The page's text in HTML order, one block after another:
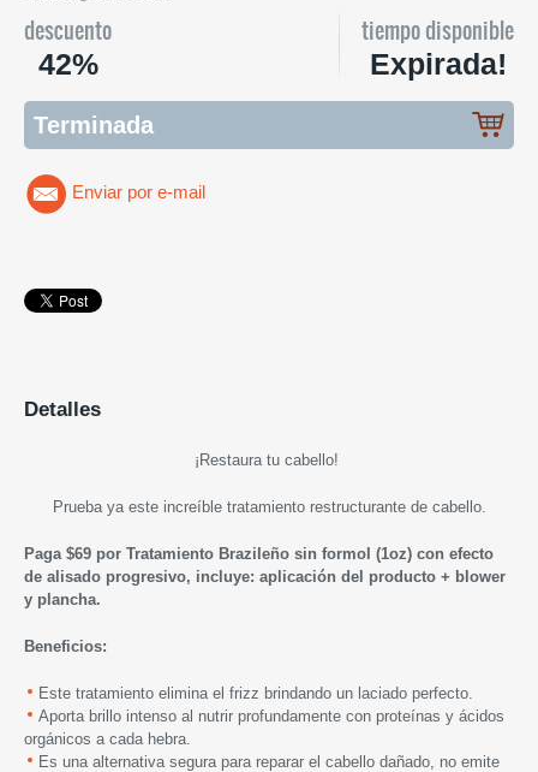
descuento
42%
tiempo disponible
Expirada!
Terminada
Enviar por e-mail
Detalles
¡Restaura tu cabello!
Prueba ya este increíble tratamiento restructurante de cabello.
Paga $69 por Tratamiento Brazileño sin formol (1oz) con efecto
de alisado progresivo, incluye: aplicación del producto + blower
y plancha.
Beneficios:
Este tratamiento elimina el frizz brindando un laciado perfecto.
Aporta brillo intenso al nutrir profundamente con proteínas y ácidos
orgánicos a cada hebra.
Es una alternativa segura para reparar el cabello dañado, no emite